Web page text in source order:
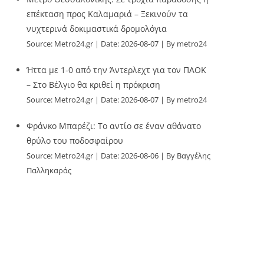
επέκταση προς Καλαμαριά – Ξεκινούν τα
νυχτερινά δοκιμαστικά δρομολόγια
Source: Metro24.gr Date: 2026-08-07 By metro24
Ήττα με 1-0 από την Άντερλεχτ για τον ΠΑΟΚ
– Στο Βέλγιο θα κριθεί η πρόκριση
Source: Metro24.gr Date: 2026-08-07 By metro24
Φράνκο Μπαρέζι: Το αντίο σε έναν αθάνατο
θρύλο του ποδοσφαίρου
Source: Metro24.gr Date: 2026-08-06
By Βαγγέλης
Παλληκαράς